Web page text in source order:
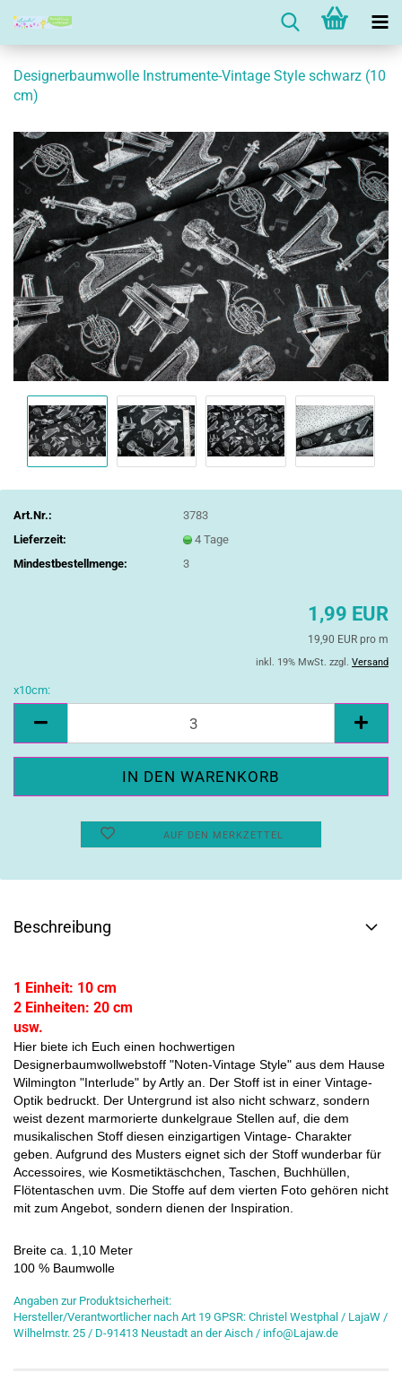
Designerbaumwolle Instrumente-Vintage Style schwarz (10
cm)
Art.Nr.:
3783
Lieferzeit:
4 Tage
Mindestbestellmenge:
3
1,99 EUR
19,90 EUR pro m
inkl. 19% MwSt. zzgl. Versand
x10cm:
AUF DEN MERKZETTEL
Beschreibung
1 Einheit: 10 cm
2 Einheiten: 20 cm
usw.
Hier biete ich Euch einen hochwertigen
Designerbaumwollwebstoff "Noten-Vintage Style" aus dem Hause
Wilmington "Interlude" by Artly an. Der Stoff ist in einer Vintage-
Optik bedruckt. Der Untergrund ist also nicht schwarz, sondern
weist dezent marmorierte dunkelgraue Stellen auf, die dem
musikalischen Stoff diesen einzigartigen Vintage- Charakter
geben. Aufgrund des Musters eignet sich der Stoff wunderbar für
Accessoires, wie Kosmetiktäschchen, Taschen, Buchhüllen,
Flötentaschen uvm. Die Stoffe auf dem vierten Foto gehören nicht
mit zum Angebot, sondern dienen der Inspiration.
Breite ca. 1,10 Meter
100 % Baumwolle
Angaben zur Produktsicherheit:
Hersteller/Verantwortlicher nach Art 19 GPSR: Christel Westphal / LajaW /
Wilhelmstr. 25 / D-91413 Neustadt an der Aisch / info@Lajaw.de